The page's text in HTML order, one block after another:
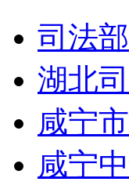
司法部
湖北
咸宁
咸宁